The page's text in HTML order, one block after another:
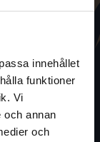
innehållet
funktioner
Vi
och annan
och